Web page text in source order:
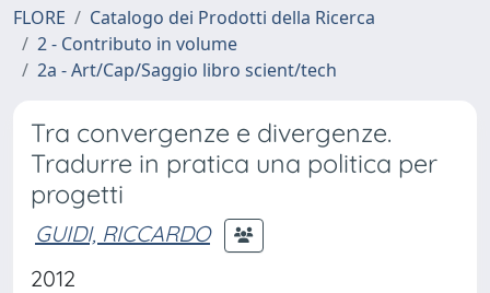
FLORE
Catalogo dei Prodotti della Ricerca
2 - Contributo in volume
2a - Art/Cap/Saggio libro scient/tech
Tra convergenze e divergenze.
Tradurre in pratica una politica per
progetti
GUIDI, RICCARDO
2012